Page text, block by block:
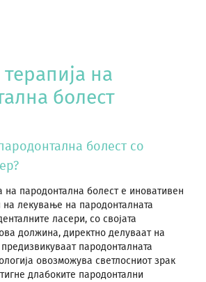
на
болест
болест со
на пародонтална болест е иновативен
лекување на пародонталната
ласери, со својата
должина, директно делуваат на
пародонталната
овозможува светлосниот зрак
длабоките пародонтални